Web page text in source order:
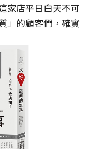
家店平日白天不可
」的顧客們，確實